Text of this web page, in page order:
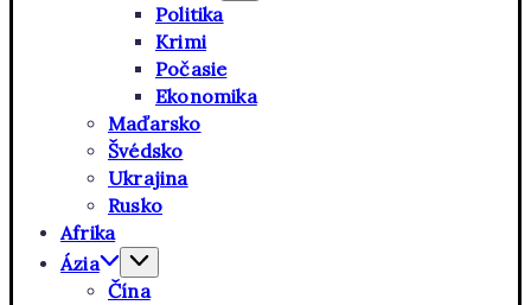
Politika
Krimi
Počasie
Ekonomika
Maďarsko
Švédsko
Ukrajina
Rusko
Afrika
Ázia
Čína